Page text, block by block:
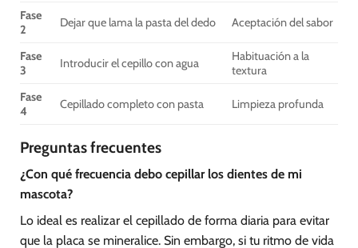
Fase
2
Dejar que lama la pasta del dedo Aceptación del sabor
Fase
3
Introducir el cepillo con agua
Habituación a la
textura
Fase
4
Cepillado completo con pasta Limpieza profunda
Preguntas frecuentes
¿Con qué frecuencia debo cepillar los dientes de mi
mascota?
Lo ideal es realizar el cepillado de forma diaria para evitar
que la placa se mineralice. Sin embargo, si tu ritmo de vida